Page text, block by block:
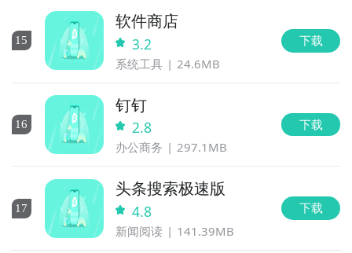
15
软件商店
3.2
系统工具 24.6MB
下载
16
钉钉
2.8
办公商务 297.1MB
下载
17
头条搜索极速版
4.8
新闻阅读 141.39MB
下载